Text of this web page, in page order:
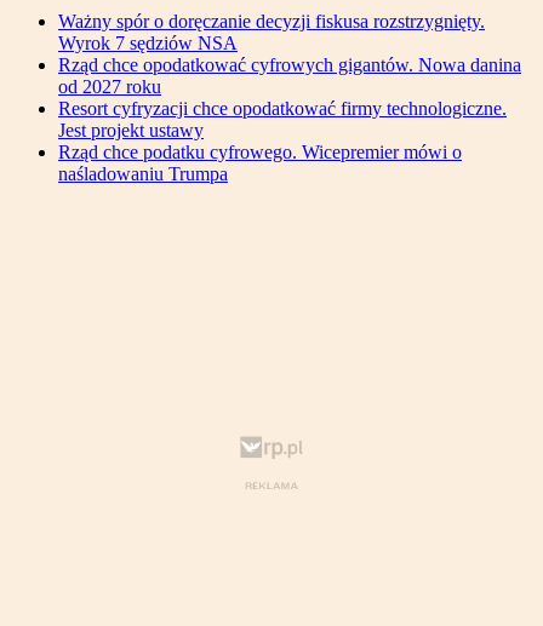
Ważny spór o doręczanie decyzji fiskusa rozstrzygnięty.
Wyrok 7 sędziów NSA
Rząd chce opodatkować cyfrowych gigantów. Nowa danina
od 2027 roku
Resort cyfryzacji chce opodatkować firmy technologiczne.
Jest projekt ustawy
Rząd chce podatku cyfrowego. Wicepremier mówi o
naśladowaniu Trumpa